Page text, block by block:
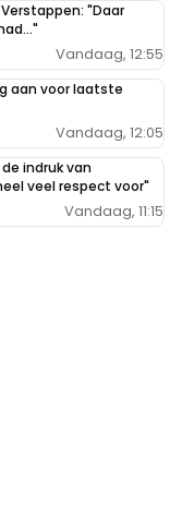
"Daar
Vandaag, 12:55
aan voor laatste
Vandaag, 12:05
indruk van
veel respect voor"
Vandaag, 11:15